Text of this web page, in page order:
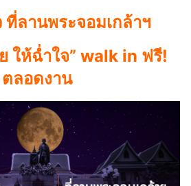
ที่ลานพระจอมเกล้าฯ
ให้ฉ่ำใจ” walk in ฟรี!
ตลอดงาน